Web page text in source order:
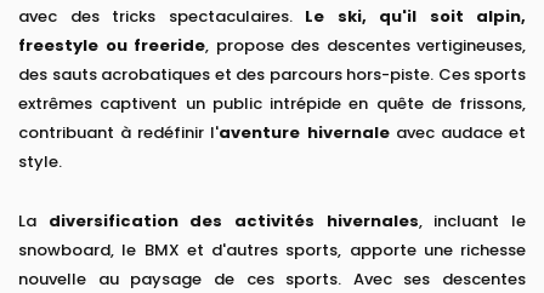
avec des tricks spectaculaires. Le ski, qu'il soit alpin,
freestyle ou freeride, propose des descentes vertigineuses,
des sauts acrobatiques et des parcours hors-piste. Ces sports
extrêmes captivent un public intrépide en quête de frissons,
contribuant à redéfinir l'aventure hivernaleavec audace et
style.
La diversification des activités hivernales, incluant le
snowboard, le BMX et d'autres sports, apporte une richesse
nouvelle au paysage de ces sports. Avec ses descentes